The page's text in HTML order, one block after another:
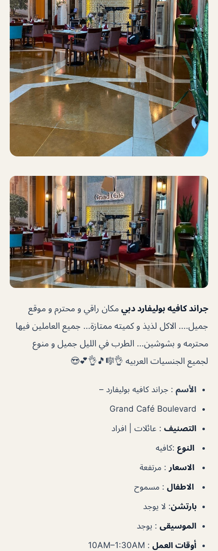
جراند كافيه بوليفارد دبي مكان راقي و محترم و موقع
جميل…. الاكل لذيذ و كميته ممتازة… جميع العاملين فيها
محترمه و بشوشين… الطرب في الليل جميل و منوع
لجميع الجنسيات العربيه 👌🎼🎵👌💕😍
الأسم : جراند كافيه بوليفارد –
Grand Café Boulevard
التصنيف : عائلات | افراد
النوع :كافيه
الاسعار : مرتفعة
الاطفال : مسموح
بارتشن: لا يوجد
الموسيقى : يوجد
أوقات العمل : 10AM–1:30AM